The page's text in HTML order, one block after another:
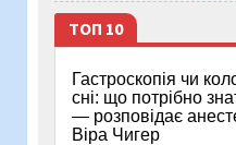
ТОП 10
Гастроскопія чи
сні: що потрібно
— розповідає
Віра Чигер